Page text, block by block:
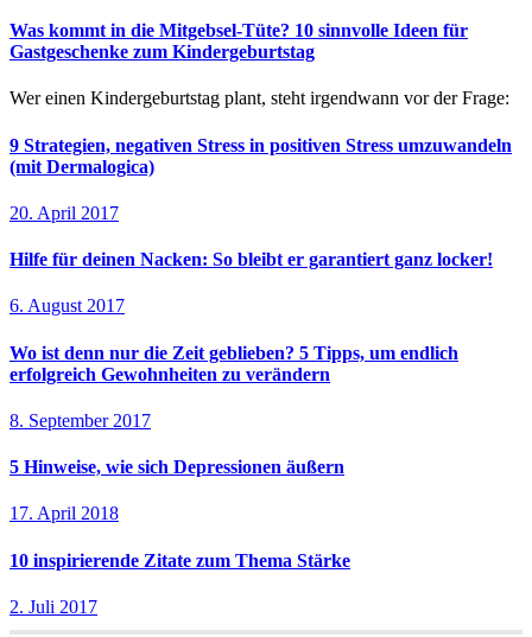
Was kommt in die Mitgebsel-Tüte? 10 sinnvolle Ideen für
Gastgeschenke zum Kindergeburtstag
Wer einen Kindergeburtstag plant, steht irgendwann vor der Frage:
9 Strategien, negativen Stress in positiven Stress umzuwandeln
(mit Dermalogica)
20. April 2017
Hilfe für deinen Nacken: So bleibt er garantiert ganz locker!
6. August 2017
Wo ist denn nur die Zeit geblieben? 5 Tipps, um endlich
erfolgreich Gewohnheiten zu verändern
8. September 2017
5 Hinweise, wie sich Depressionen äußern
17. April 2018
10 inspirierende Zitate zum Thema Stärke
2. Juli 2017